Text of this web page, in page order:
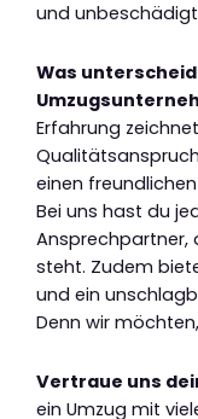
und
Was
Erfahrung
einen
Bei uns hast du
Ansprechpartner,
steht. Zudem
und ein
Denn wir
Vertraue uns
ein Umzug mit